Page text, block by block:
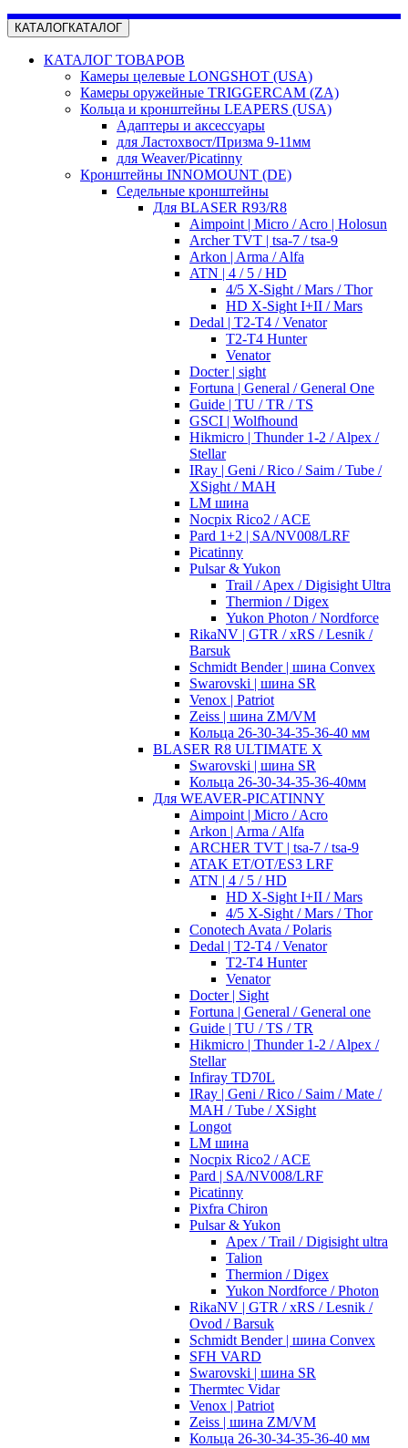
КАТАЛОГКАТАЛОГ
КАТАЛОГ ТОВАРОВ
Камеры целевые LONGSHOT (USA)
Камеры оружейные TRIGGERCAM (ZA)
Кольца и кронштейны LEAPERS (USA)
Адаптеры и аксессуары
для Ластохвост/Призма 9-11мм
для Weaver/Picatinny
Кронштейны INNOMOUNT (DE)
Седельные кронштейны
Для BLASER R93/R8
Aimpoint | Micro / Acro | Holosun
Archer TVT | tsa-7 / tsa-9
Arkon | Arma / Alfa
ATN | 4 / 5 / HD
4/5 X-Sight / Mars / Thor
HD X-Sight I+II / Mars
Dedal | T2-T4 / Venator
T2-T4 Hunter
Venator
Docter | sight
Fortuna | General / General One
Guide | TU / TR / TS
GSCI | Wolfhound
Hikmicro | Thunder 1-2 / Alpex /
Stellar
IRay | Geni / Rico / Saim / Tube /
XSight / MAH
LM шина
Nocpix Rico2 / ACE
Pard 1+2 | SA/NV008/LRF
Picatinny
Pulsar & Yukon
Trail / Apex / Digisight Ultra
Thermion / Digex
Yukon Photon / Nordforce
RikaNV | GTR / xRS / Lesnik /
Barsuk
Schmidt Bender | шина Convex
Swarovski | шина SR
Venox | Patriot
Zeiss | шина ZM/VM
Кольца 26-30-34-35-36-40 мм
BLASER R8 ULTIMATE X
Swarovski | шина SR
Кольца 26-30-34-35-36-40мм
Для WEAVER-PICATINNY
Aimpoint | Micro / Acro
Arkon | Arma / Alfa
ARCHER TVT | tsa-7 / tsa-9
ATAK ET/OT/ES3 LRF
ATN | 4 / 5 / HD
HD X-Sight I+II / Mars
4/5 X-Sight / Mars / Thor
Conotech Avata / Polaris
Dedal | T2-T4 / Venator
T2-T4 Hunter
Venator
Docter | Sight
Fortuna | General / General one
Guide | TU / TS / TR
Hikmicro | Thunder 1-2 / Alpex /
Stellar
Infiray TD70L
IRay | Geni / Rico / Saim / Mate /
MAH / Tube / XSight
Longot
LM шина
Nocpix Rico2 / ACE
Pard | SA/NV008/LRF
Picatinny
Pixfra Chiron
Pulsar & Yukon
Apex / Trail / Digisight ultra
Talion
Thermion / Digex
Yukon Nordforce / Photon
RikaNV | GTR / xRS / Lesnik /
Ovod / Barsuk
Schmidt Bender | шина Convex
SFH VARD
Swarovski | шина SR
Thermtec Vidar
Venox | Patriot
Zeiss | шина ZM/VM
Кольца 26-30-34-35-36-40 мм